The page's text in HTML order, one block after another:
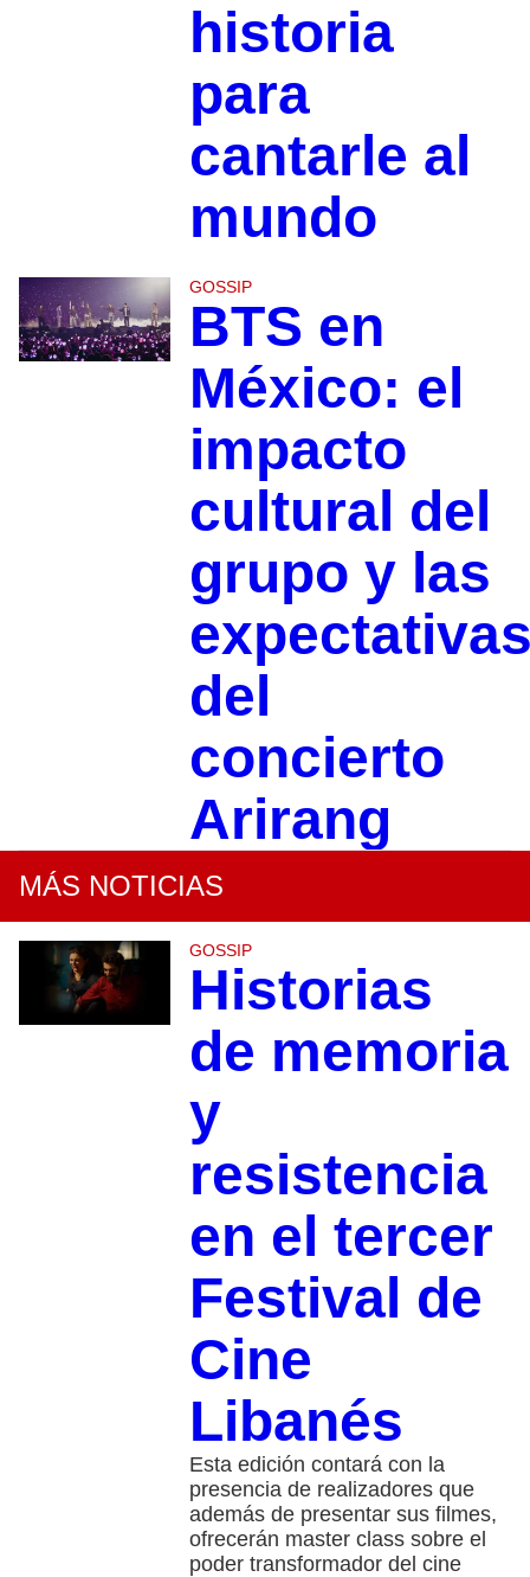
historia
para
cantarle al
mundo
GOSSIP
BTS en
México: el
impacto
cultural del
grupo y las
del
concierto
Arirang
MÁS NOTICIAS
GOSSIP
Historias
de memoria
y
resistencia
en el tercer
Festival de
Cine
Libanés
Esta edición contará con la
presencia de realizadores que
además de presentar sus filmes,
ofrecerán master class sobre el
poder transformador del cine